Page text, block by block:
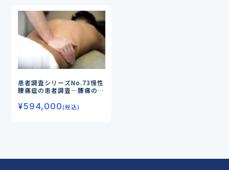
患者調査シリーズNo.73慢性
腰痛症の患者調査―腰痛の原
み”に対する新薬の受容性と
ニーズを探る―
¥594,000(税込)